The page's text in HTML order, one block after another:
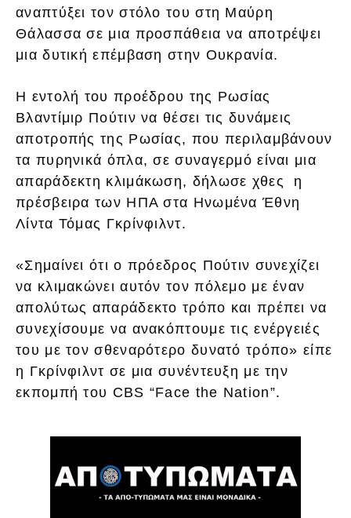
αναπτύξει τον στόλο του στη Μαύρη
Θάλασσα σε μια προσπάθεια να αποτρέψει
μια δυτική επέμβαση στην Ουκρανία.
Η εντολή του προέδρου της Ρωσίας
Βλαντίμιρ Πούτιν να θέσει τις δυνάμεις
αποτροπής της Ρωσίας, που περιλαμβάνουν
τα πυρηνικά όπλα, σε συναγερμό είναι μια
απαράδεκτη κλιμάκωση, δήλωσε χθες η
πρέσβειρα των ΗΠΑ στα Ηνωμένα Έθνη
Λίντα Τόμας Γκρίνφιλντ.
«Σημαίνει ότι ο πρόεδρος Πούτιν συνεχίζει
να κλιμακώνει αυτόν τον πόλεμο με έναν
απολύτως απαράδεκτο τρόπο και πρέπει να
συνεχίσουμε να ανακόπτουμε τις ενέργειές
του με τον σθεναρότερο δυνατό τρόπο» είπε
η Γκρίνφιλντ σε μια συνέντευξη με την
εκπομπή του CBS “Face the Nation”.